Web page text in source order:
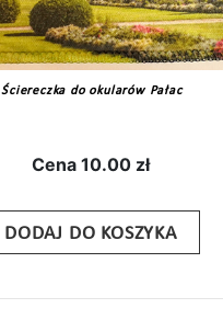
Ściereczka do okularów Pałac
Cena 10.00 zł
DODAJ DO KOSZYKA